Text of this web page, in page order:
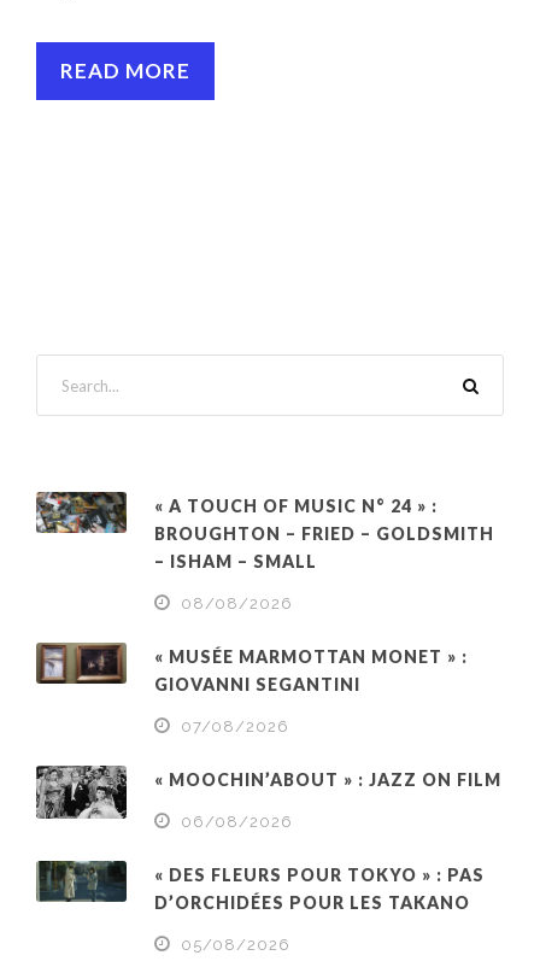
READ MORE
« A TOUCH OF MUSIC N° 24 » :
BROUGHTON – FRIED – GOLDSMITH
– ISHAM – SMALL
08/08/2026
« MUSÉE MARMOTTAN MONET » :
GIOVANNI SEGANTINI
07/08/2026
« MOOCHIN’ABOUT » : JAZZ ON FILM
06/08/2026
« DES FLEURS POUR TOKYO » : PAS
D’ORCHIDÉES POUR LES TAKANO
05/08/2026